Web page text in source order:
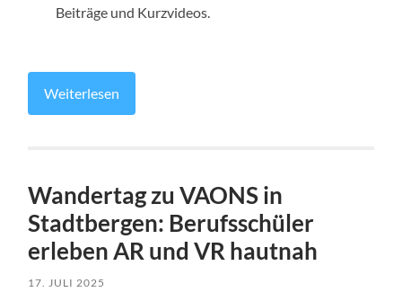
Beiträge und Kurzvideos.
Weiterlesen
Wandertag zu VAONS in
Stadtbergen: Berufsschüler
erleben AR und VR hautnah
17. JULI 2025